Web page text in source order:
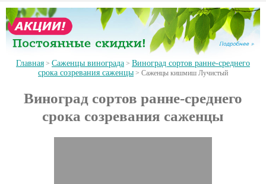
Главная > Саженцы винограда > Виноград сортов ранне-среднего
срока созревания саженцы > Саженцы кишмиш Лучистый
Виноград сортов ранне-среднего
срока созревания саженцы